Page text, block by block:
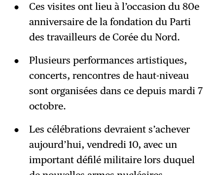
Ces visites ont lieu à l’occasion du 80e
anniversaire de la fondation du Parti
des travailleurs de Corée du Nord.
Plusieurs performances artistiques,
concerts, rencontres de haut-niveau
sont organisées dans ce depuis mardi 7
octobre.
Les célébrations devraient s’achever
aujourd’hui, vendredi 10, avec un
important défilé militaire lors duquel